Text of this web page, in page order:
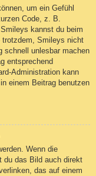
um ein Gefühl
Code, z. B.
kannst du beim
trotzdem, Smileys nicht
schnell unlesbar machen
entsprechend
Administration kann
einem Beitrag benutzen
Wenn die
du das Bild auch direkt
das auf einem